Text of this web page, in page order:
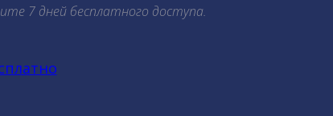
7 дней бесплатного доступа.